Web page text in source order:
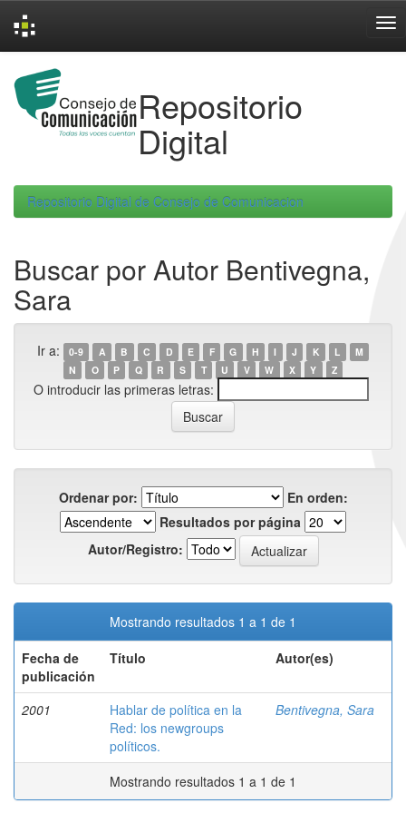
navigation
Repositorio
Digital
Repositorio Digital de Consejo de Comunicacion
Buscar por Autor Bentivegna,
Sara
Ir a: 0-9 A B C D E F G H I J K L
M
N
O P Q R S T U V W X Y Z
O introducir las primeras letras:
Ordenar por:
En orden:
Resultados por página
Autor/Registro:
Mostrando resultados 1 a 1 de 1
Fecha de
publicación
Título Autor(es)
2001
Hablar de política en la
Red: los newgroups
políticos.
Bentivegna, Sara
Mostrando resultados 1 a 1 de 1